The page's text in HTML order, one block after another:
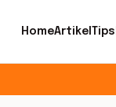
HomeArtikel Tips